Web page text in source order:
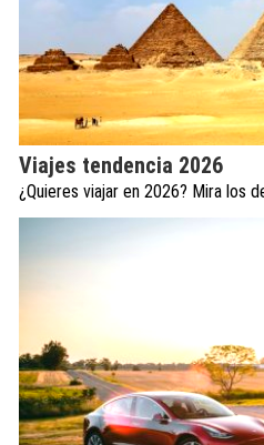
Viajes tendencia 2026
¿Quieres viajar en 2026? Mira los